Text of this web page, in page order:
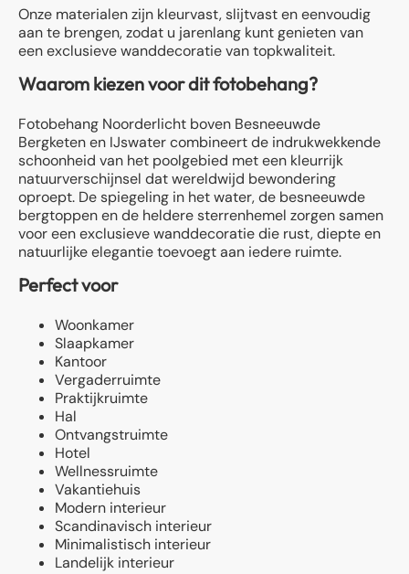
Onze materialen zijn kleurvast, slijtvast en eenvoudig
aan te brengen, zodat u jarenlang kunt genieten van
een exclusieve wanddecoratie van topkwaliteit.
Waarom kiezen voor dit fotobehang?
Fotobehang Noorderlicht boven Besneeuwde
Bergketen en IJswater combineert de indrukwekkende
schoonheid van het poolgebied met een kleurrijk
natuurverschijnsel dat wereldwijd bewondering
oproept. De spiegeling in het water, de besneeuwde
bergtoppen en de heldere sterrenhemel zorgen samen
voor een exclusieve wanddecoratie die rust, diepte en
natuurlijke elegantie toevoegt aan iedere ruimte.
Perfect voor
Woonkamer
Slaapkamer
Kantoor
Vergaderruimte
Praktijkruimte
Hal
Ontvangstruimte
Hotel
Wellnessruimte
Vakantiehuis
Modern interieur
Scandinavisch interieur
Minimalistisch interieur
Landelijk interieur